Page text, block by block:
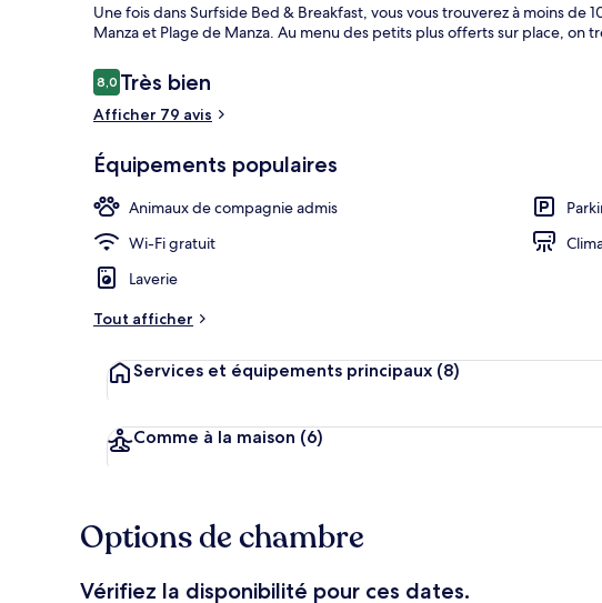
Aire de restauration
Une fois dans Surfside Bed & Breakfast, vous vous trouverez à moins
Manza et Plage de Manza. Au menu des petits plus offerts sur place, on
Avis
voyageurs
8,08,0 sur 10
Très bien
Afficher 79 avis
Équipements populaires
Animaux de compagnie admis
Wi-Fi gratuit
Laverie
Tout afficher
Services et équipements principaux (8)
Comme à la maison (6)
Options de chambre
Vérifiez la disponibilité pour ces dates.